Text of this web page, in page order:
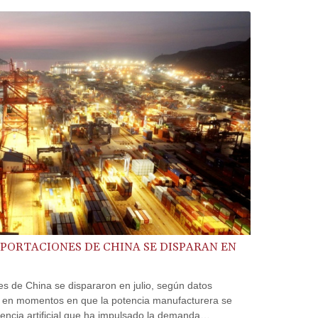
BWP 15.558807
BYN 3.432357
BYR 22660.258427
BZD 2.318271
CAD 1.61333
CDF 2615.761404
CHF 0.93588
CLF 0.026829
CLP 1055.916879
CNY 7.801146
CNH 7.796152
COP 3633.55485
CRC 523.993489
CUP 30.637594
CVE 110.26363
DE CHINA SE DISPARAN EN
de China se dispararon en julio, según datos
momentos en que la potencia manufacturera se
artificial que ha impulsado la demanda